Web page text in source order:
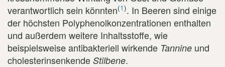
verantwortlich sein könnten(1). In Beeren sind einige
der höchsten Polyphenolkonzentrationen enthalten
und außerdem weitere Inhaltsstoffe, wie
beispielsweise antibakteriell wirkende Tannine und
cholesterinsenkende Stilbene.